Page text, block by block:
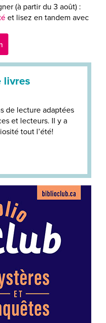
(à partir du 3 août) :
et lisez en tandem avec
livres
de lecture adaptées
et lecteurs. Il y a
tout l’été!